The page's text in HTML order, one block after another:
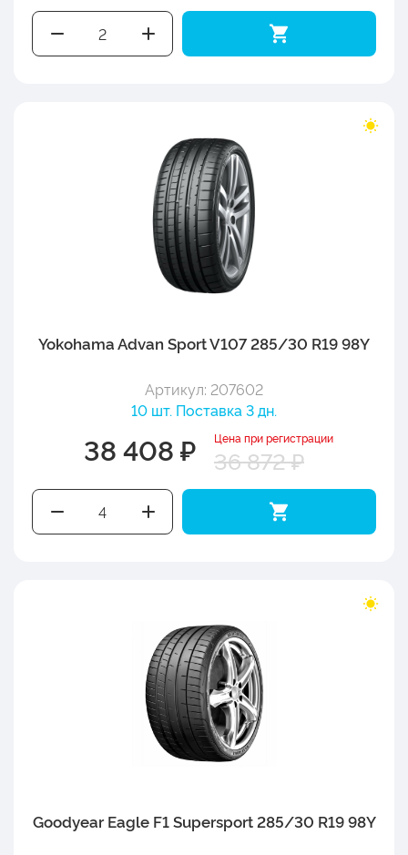
Yokohama Advan Sport V107 285/30 R19 98Y
Артикул: 207602
10 шт. Поставка 3 дн.
38 408 ₽ Цена при регистрации
36 872 ₽
Goodyear Eagle F1 Supersport 285/30 R19 98Y